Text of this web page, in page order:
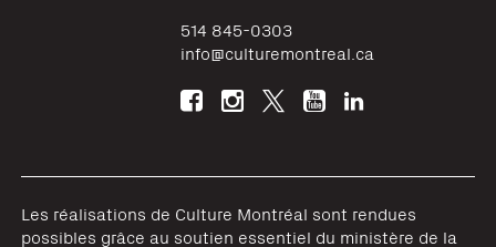
514 845-0303
info@culturemontreal.ca
Les réalisations de Culture Montréal sont rendues
possibles grâce au soutien essentiel du ministère de la